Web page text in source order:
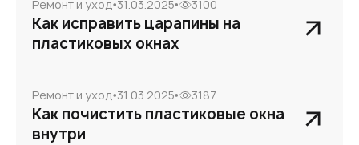
Ремонт и уход 31.03.2025 3100
Как исправить царапины на
пластиковых окнах
Ремонт и уход 31.03.2025 3187
Как почистить пластиковые окна
внутри